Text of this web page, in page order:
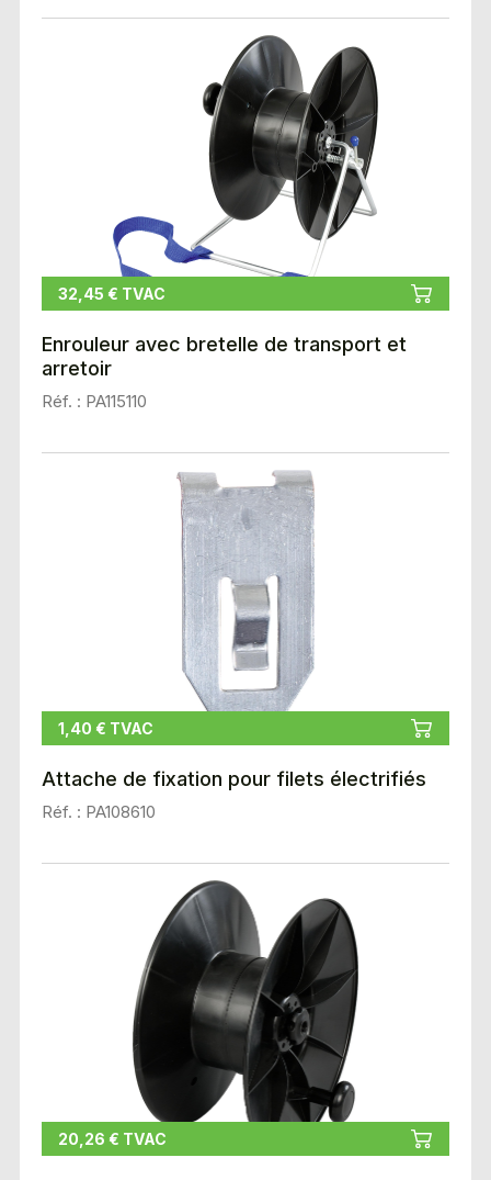
32,45 € TVAC
Enrouleur avec bretelle de transport et
arretoir
Réf. : PA115110
1,40 € TVAC
Attache de fixation pour filets électrifiés
Réf. : PA108610
20,26 € TVAC